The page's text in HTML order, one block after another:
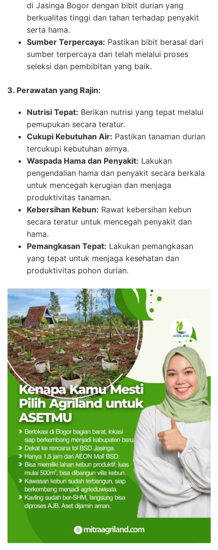
di Jasinga Bogor dengan bibit durian yang
berkualitas tinggi dan tahan terhadap penyakit
serta hama.
Sumber Terpercaya: Pastikan bibit berasal dari
sumber terpercaya dan telah melalui proses
seleksi dan pembibitan yang baik.
3. Perawatan yang Rajin:
Nutrisi Tepat: Berikan nutrisi yang tepat melalui
pemupukan secara teratur.
Cukupi Kebutuhan Air: Pastikan tanaman durian
tercukupi kebutuhan airnya.
Waspada Hama dan Penyakit: Lakukan
pengendalian hama dan penyakit secara berkala
untuk mencegah kerugian dan menjaga
produktivitas tanaman.
Kebersihan Kebun: Rawat kebersihan kebun
secara teratur untuk mencegah penyakit dan
hama.
Pemangkasan Tepat: Lakukan pemangkasan
yang tepat untuk menjaga kesehatan dan
produktivitas pohon durian.